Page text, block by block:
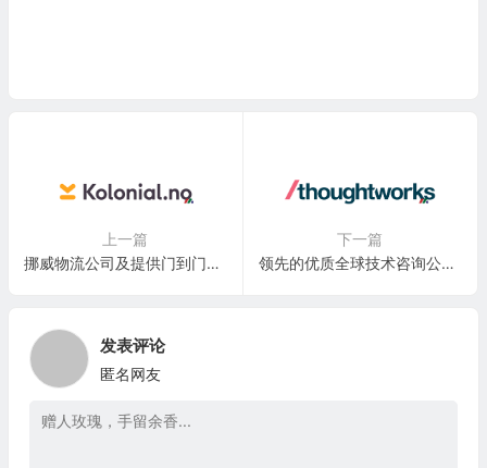
上一篇
挪威物流公司及提供门到门送货服务的在线杂货店：Oda (Kolonial.no AS)
下一篇
领先的优质全球技术咨询公司：思特沃克 Thoughtworks Holding Inc.(TWKS)
发表评论
匿名网友